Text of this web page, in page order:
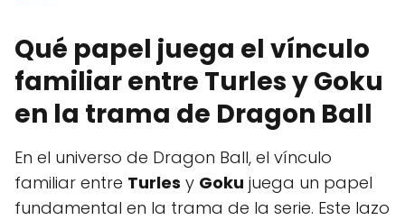
Qué papel juega el vínculo
familiar entre Turles y Goku
en la trama de Dragon Ball
En el universo de Dragon Ball, el vínculo
familiar entre Turles y Goku juega un papel
fundamental en la trama de la serie. Este lazo